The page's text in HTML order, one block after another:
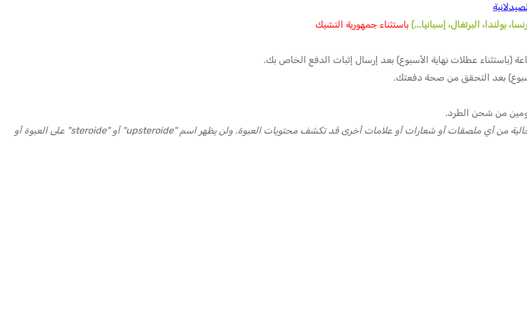
بولندا، البرتغال، إسبانيا...) باستثناء جمهورية التشيك
من شحن الطرد.
ستتلقى منتجاتك في عبوة سرية لا علاقة لها بمحتويات طلبك، وخالية من أي ملصقات أو شعارات أو علامات أخرى قد تكشف محتويات العبوة. ولن يظهر اسم "upsteroide" أو "steroide" على العبوة أو